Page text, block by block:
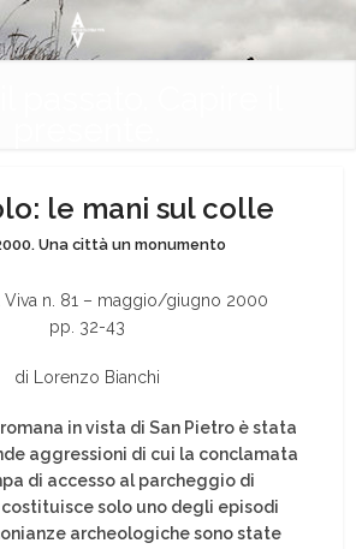
le mani sul colle
Una città un monumento
n. 81 – maggio/giugno 2000
pp. 32-43
di Lorenzo Bianchi
in vista di San Pietro è stata
aggressioni di cui la conclamata
di accesso al parcheggio di
solo uno degli episodi
archeologiche sono state